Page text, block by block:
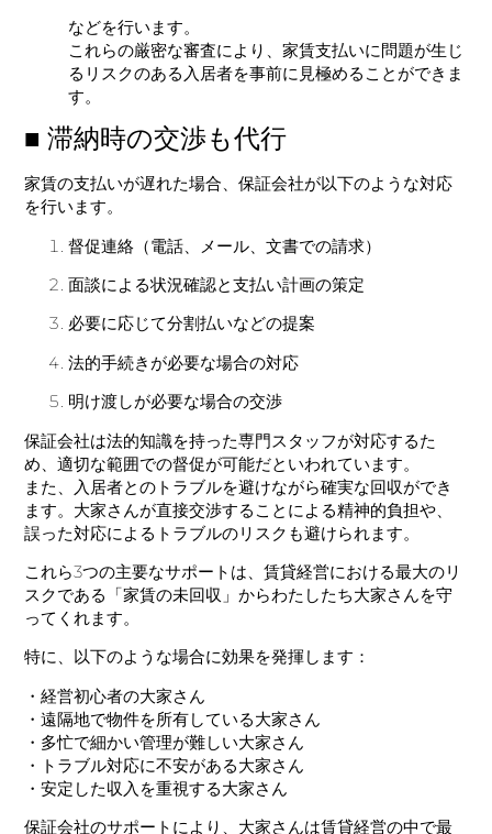
などを行います。
これらの厳密な審査により、家賃支払いに問題が生じ
るリスクのある入居者を事前に見極めることができま
す。
■ 滞納時の交渉も代行
家賃の支払いが遅れた場合、保証会社が以下のような対応
を行います。
督促連絡（電話、メール、文書での請求）
面談による状況確認と支払い計画の策定
必要に応じて分割払いなどの提案
法的手続きが必要な場合の対応
明け渡しが必要な場合の交渉
保証会社は法的知識を持った専門スタッフが対応するた
め、適切な範囲での督促が可能だといわれています。
また、入居者とのトラブルを避けながら確実な回収ができ
ます。大家さんが直接交渉することによる精神的負担や、
誤った対応によるトラブルのリスクも避けられます。
これら3つの主要なサポートは、賃貸経営における最大のリ
スクである「家賃の未回収」からわたしたち大家さんを守
ってくれます。
特に、以下のような場合に効果を発揮します：
・経営初心者の大家さん
・遠隔地で物件を所有している大家さん
・多忙で細かい管理が難しい大家さん
・トラブル対応に不安がある大家さん
・安定した収入を重視する大家さん
保証会社のサポートにより、大家さんは賃貸経営の中で最